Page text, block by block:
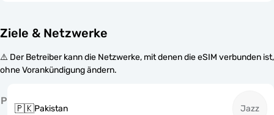
Ziele & Netzwerke
⚠️ Der Betreiber kann die Netzwerke, mit denen die eSIM verbunden ist,
ohne Vorankündigung ändern.
P
🇵🇰Pakistan Jazz